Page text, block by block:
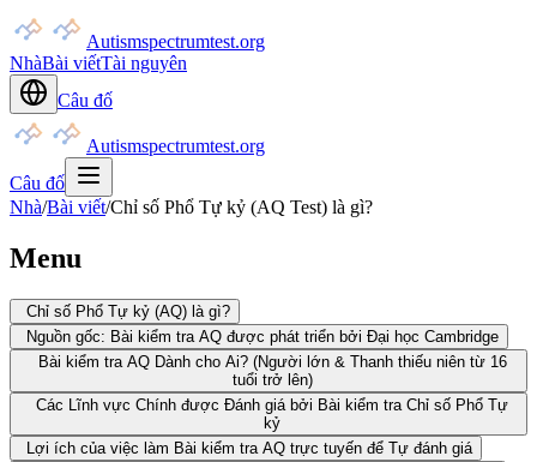
Autismspectrumtest.org
NhàBài viếtTài nguyên
Câu đố
Autismspectrumtest.org
Câu đố
Nhà/Bài viết/Chỉ số Phổ Tự kỷ (AQ Test) là gì?
Menu
Chỉ số Phổ Tự kỷ (AQ) là gì?
Nguồn gốc: Bài kiểm tra AQ được phát triển bởi Đại học Cambridge
Bài kiểm tra AQ Dành cho Ai? (Người lớn & Thanh thiếu niên từ 16
tuổi trở lên)
Các Lĩnh vực Chính được Đánh giá bởi Bài kiểm tra Chỉ số Phổ Tự
kỷ
Lợi ích của việc làm Bài kiểm tra AQ trực tuyến để Tự đánh giá